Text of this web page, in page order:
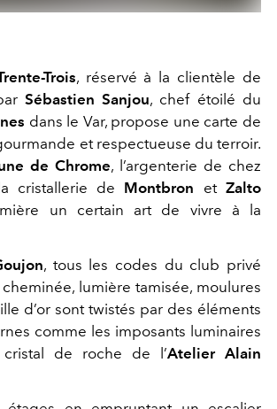
Trois, réservé à la clientèle de
Sébastien Sanjou, chef étoilé du
dans le Var, propose une carte de
et respectueuse du terroir.
de Chrome, l’argenterie de chez
cristallerie de Montbron etZalto
un certain art de vivre à la
, tous les codes du club privé
lumière tamisée, moulures
d’or sont twistés par des éléments
comme les imposants luminaires
de roche de l’Atelier Alain